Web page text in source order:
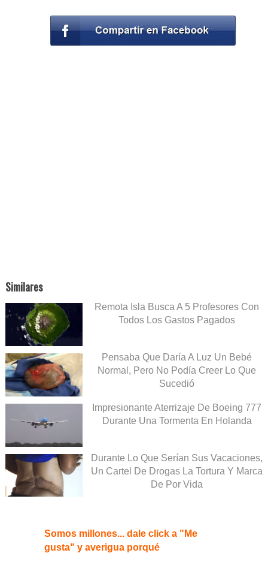
Similares
Remota Isla Busca A 5 Profesores Con
Todos Los Gastos Pagados
Pensaba Que Daría A Luz Un Bebé
Normal, Pero No Podía Creer Lo Que
Sucedió
Impresionante Aterrizaje De Boeing 777
Durante Una Tormenta En Holanda
Durante Lo Que Serían Sus Vacaciones,
Un Cartel De Drogas La Tortura Y Marca
De Por Vida
Somos millones... dale click a "Me
gusta" y averigua porqué